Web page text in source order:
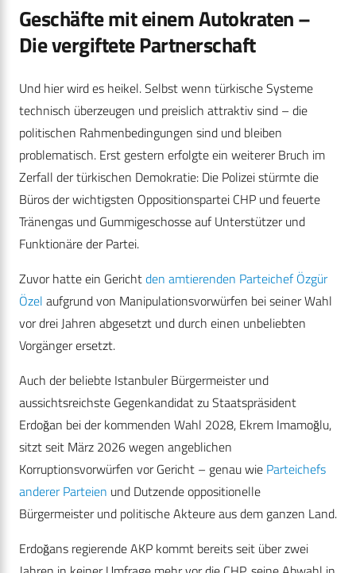
Geschäfte mit einem Autokraten –
Die vergiftete Partnerschaft
Und hier wird es heikel. Selbst wenn türkische Systeme
technisch überzeugen und preislich attraktiv sind – die
politischen Rahmenbedingungen sind und bleiben
problematisch. Erst gestern erfolgte ein weiterer Bruch im
Zerfall der türkischen Demokratie: Die Polizei stürmte die
Büros der wichtigsten Oppositionspartei CHP und feuerte
Tränengas und Gummigeschosse auf Unterstützer und
Funktionäre der Partei.
Zuvor hatte ein Gerichtden amtierenden Parteichef Özgür
Özel aufgrund von Manipulationsvorwürfen bei seiner Wahl
vor drei Jahren abgesetzt und durch einen unbeliebten
Vorgänger ersetzt.
Auch der beliebte Istanbuler Bürgermeister und
aussichtsreichste Gegenkandidat zu Staatspräsident
Erdoğan bei der kommenden Wahl 2028, Ekrem Imamoğlu,
sitzt seit März 2026 wegen angeblichen
Korruptionsvorwürfen vor Gericht – genau wie Parteichefs
anderer Parteien und Dutzende oppositionelle
Bürgermeister und politische Akteure aus dem ganzen Land.
Erdoğans regierende AKP kommt bereits seit über zwei